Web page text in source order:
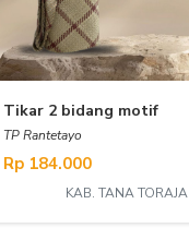
Tikar 2 bidang motif
TP Rantetayo
Rp 184.000
KAB. TANA TORAJA